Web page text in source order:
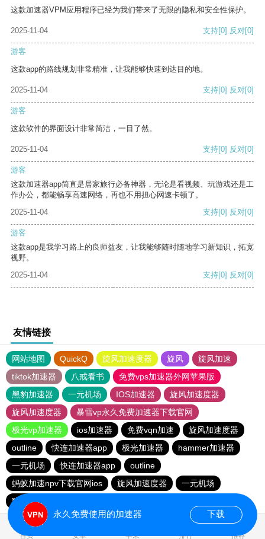
这款加速器VPM应用程序已经为我们带来了无限的隐私和安全性保护。
2025-11-04 支持[0] 反对[0]
游客
这款app的路线规划非常精准，让我能够快速到达目的地。
2025-11-04 支持[0] 反对[0]
游客
这款软件的界面设计非常简洁，一目了然。
2025-11-04 支持[0] 反对[0]
游客
这款加速器app简直是居家旅行必备神器，无论是看视频、玩游戏还是工
作办公，都能畅享高速网络，再也不用担心网速卡顿了。
2025-11-04
支持[0] 反对[0]
游客
这款app是我学习路上的良师益友，让我能够随时随地学习新知识，拓宽
视野。
2025-11-04
支持[0] 反对[0]
友情链接
网站地图 QuickQ 旋风加速度器 旋风
旋风加速
tiktok加速器
八戒看书
免费vps加速器外网苹果版
黑豹加速器
一元机场 IOS加速器
旋风加速度器
旋风加速度器
暴雪vp永久免费加速器下载官网
极光vp加速器
ios加速器 免费vqn加速
旋风加速度器
outline
快连加速器app 极光加速器
hammer加速器
一元机场
快连加速器app
outline
蚂蚁加速npv下载官网ios
旋风加速度器
一元机场
猎豹加速器
首页 安卓 苹果 排行 推荐
永久免费使用的加速器 下载
0.791424s